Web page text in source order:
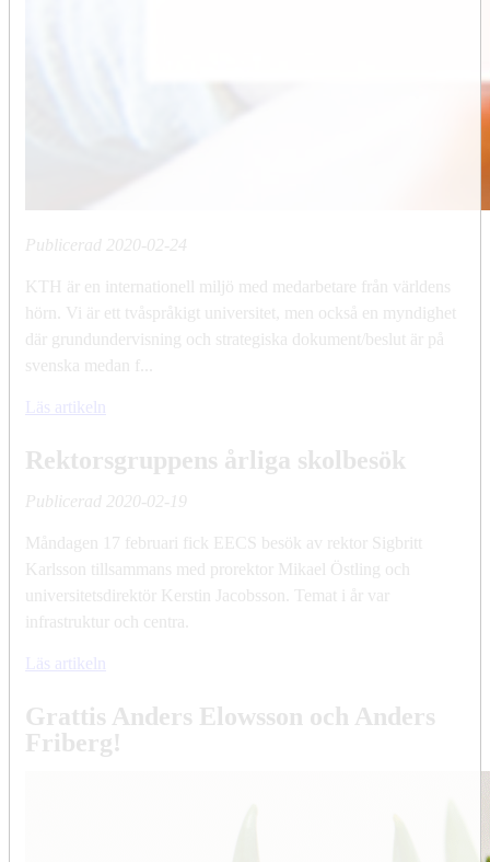
Publicerad 2020-02-24
KTH är en internationell miljö med medarbetare från världens
hörn. Vi är ett tvåspråkigt universitet, men också en myndighet
där grundundervisning och strategiska dokument/beslut är på
svenska medan f...
Läs artikeln
Rektorsgruppens årliga skolbesök
Publicerad 2020-02-19
Måndagen 17 februari fick EECS besök av rektor Sigbritt
Karlsson tillsammans med prorektor Mikael Östling och
universitetsdirektör Kerstin Jacobsson. Temat i år var
infrastruktur och centra.
Läs artikeln
Grattis Anders Elowsson och Anders
Friberg!